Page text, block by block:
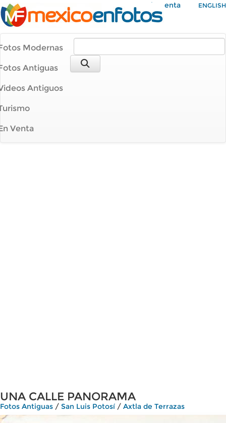
Mi Cuenta ENGLISH
Modernas
Antiguas
Antiguos
Venta
UNA CALLE PANORAMA
Fotos Antiguas / San Luis Potosí / Axtla de Terrazas